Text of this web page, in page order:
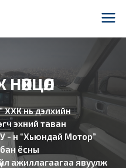
ХХК нь дэлхийн
эхний таван
- н “Хьюндай Мотор”
ёсны
ажиллагаагаа явуулж